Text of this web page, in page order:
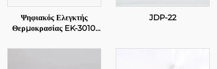
Ψηφιακός Ελεγκτής
Θερμοκρασίας EK-3010:
JDP-22